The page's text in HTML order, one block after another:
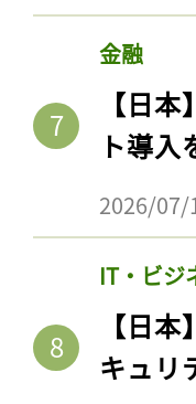
金融
【日
ト導
2026/07/
IT・ビジ
【日
キュリ
記